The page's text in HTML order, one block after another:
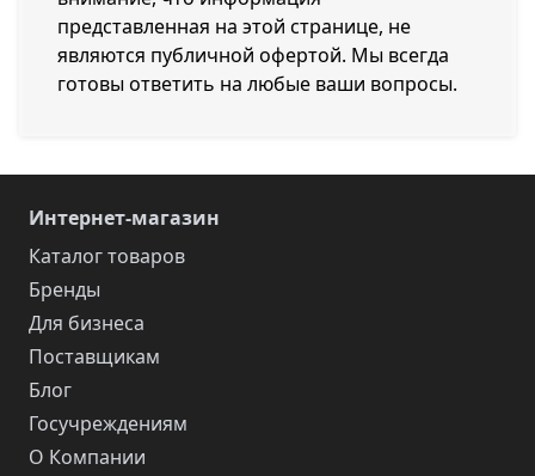
представленная на этой странице, не
являются публичной офертой. Мы всегда
готовы ответить на любые ваши вопросы.
Интернет-магазин
Каталог товаров
Бренды
Для бизнеса
Поставщикам
Блог
Госучреждениям
О Компании